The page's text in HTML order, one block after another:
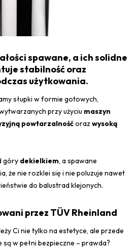
spawane, a ich solidne
stabilność oraz
użytkowania.
słupki w formie gotowych,
przy użyciu maszyn
powtarzalnośćoraz wysoką
góry dekielkiem, a spawane
że nie rozklei się i nie poluzuje nawet
do balustrad klejonych.
przez TÜV Rheinland
Ci nie tylko na estetyce, ale przede
są w pełni bezpieczne – prawda?